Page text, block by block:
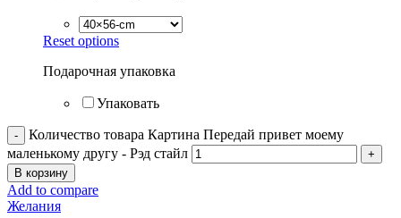
Reset options
Подарочная упаковка
Упаковать
Количество товара Картина Передай привет моему
маленькому другу - Рэд стайл
В корзину
Add to compare
Желания